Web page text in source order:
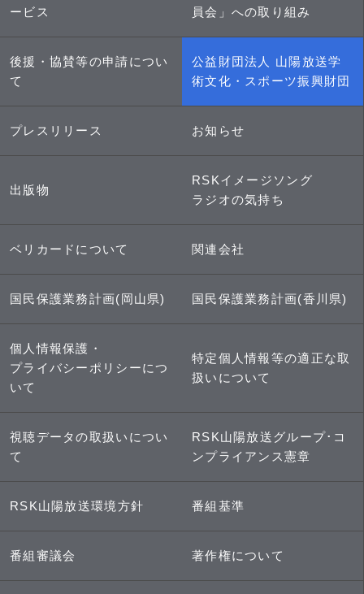
ービス
員会」への取り組み
後援・協賛等の申請につい
て
公益財団法人 山陽放送学
術文化・スポーツ振興財団
プレスリリース お知らせ
出版物
RSKイメージソング
ラジオの気持ち
ベリカードについて 関連会社
国民保護業務計画(岡山県) 国民保護業務計画(香川県)
個人情報保護・
プライバシーポリシーにつ
いて
特定個人情報等の適正な取
扱いについて
視聴データの取扱いについ
て
RSK山陽放送グループ･コ
ンプライアンス憲章
RSK山陽放送環境方針 番組基準
番組審議会 著作権について